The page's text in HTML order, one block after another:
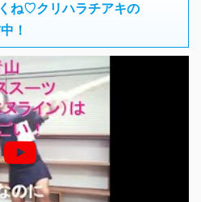
ね♡クリハラチアキの
！